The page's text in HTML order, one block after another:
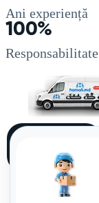
Ani experiență
100%
Responsabilitate
singur